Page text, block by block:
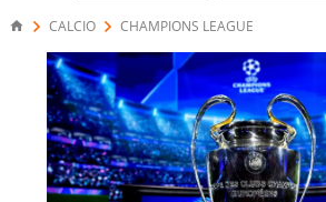
CALCIO CHAMPIONS LEAGUE